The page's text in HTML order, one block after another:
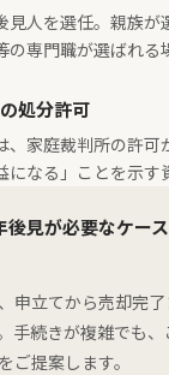
見人を選任。親族が
専門職が選ばれる
処分許可
、家庭裁判所の許可
になる」ことを示す
見が必要なケー
申立てから売却完
手続きが複雑でも
ご提案します。